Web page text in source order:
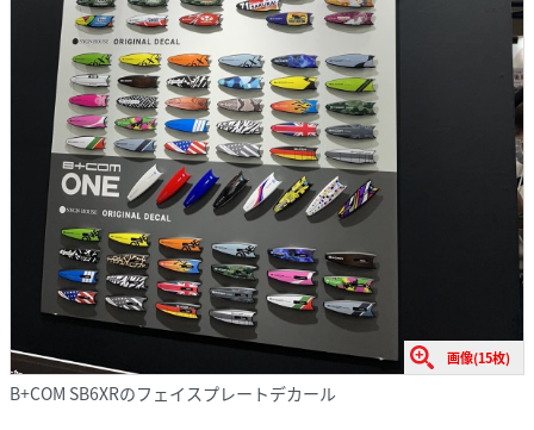
画像(15枚)
B+COM SB6XRのフェイスプレートデカール